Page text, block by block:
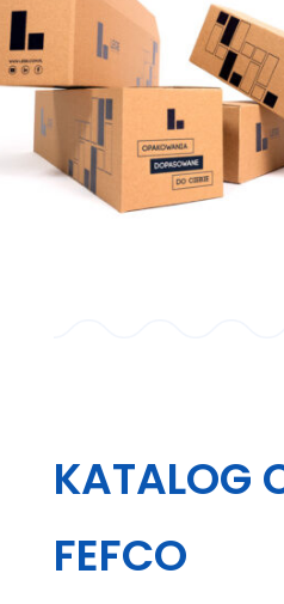
KATALOG
FEFCO